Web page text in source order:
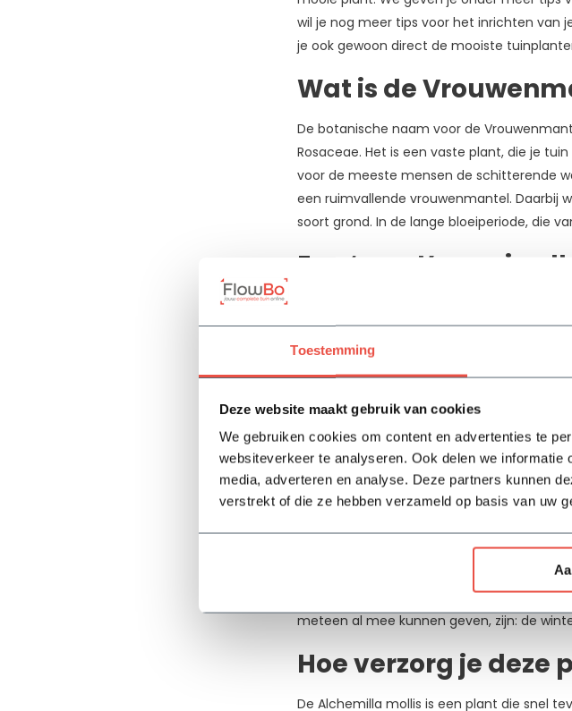
Toestemming
Deze website maakt gebruik van cookies
We gebruiken cookies om content en advertenties te
websiteverkeer te analyseren. Ook delen we
media, adverteren en analyse. Deze partners kunnen
verstrekt of die ze hebben verzameld op basis van uw
wil je nog meer tips voor het inrichten van
je ook gewoon direct de mooiste
Wat is de
De botanische naam voor de
Rosaceae. Het is een vaste plant, die je
voor de meeste mensen de schitterende
een ruimvallende vrouwenmantel. Daarbij
soort grond. In de lange bloeiperiode, die
Een ‘must’ voor in
Heb je veel of grote borders in je tuin?
raad mee. De Vrouwenmantel is één van
heel gemakkelijk toepassen als siervolle
ideale bodembedekker voor een kaal en
vierkante meter tussen de 7 en 9
kunnen dienen.
Eigenschappen
Eén van de fijne eigenschappen van de
Dat betekent dat deze plant uitstekend tot
bladverliezende plant gaat. Wil je ook in
groenblijvende vaste planten. Het is ook
precies voor moet hebben, daar kunnen
meteen al mee kunnen geven, zijn: de
Hoe verzorg je deze
De Alchemilla mollis is een plant die snel